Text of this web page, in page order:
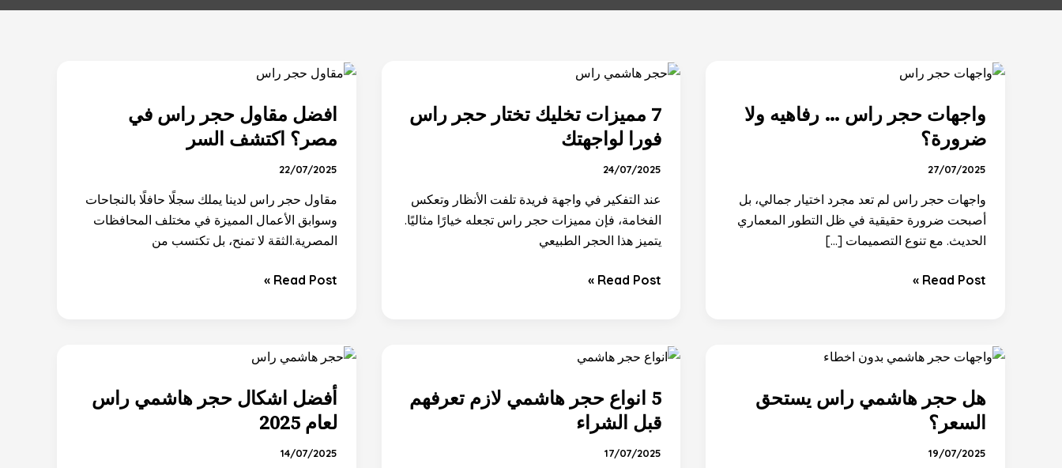
واجهات حجر راس … رفاهيه ولا
ضرورة؟
27/07/2025
واجهات حجر راس لم تعد مجرد اختيار جمالي، بل
أصبحت ضرورة حقيقية في ظل التطور المعماري
الحديث. مع تنوع التصميمات […]
واجهات
راس
رفاهيه
ولا
ضرورة؟
Read Post »
7 مميزات تخليك تختار حجر راس
فورا لواجهتك
24/07/2025
عند التفكير في واجهة فريدة تلفت الأنظار وتعكس
الفخامة، فإن مميزات حجر راس تجعله خيارًا مثاليًا.
يتميز هذا الحجر الطبيعي
7
تخليك
تختار
حجر
راس
فورا
لواجهتك
Read Post »
افضل مقاول حجر راس في
مصر؟ اكتشف السر
22/07/2025
مقاول حجر راس لدينا يملك سجلًا حافلًا بالنجاحات
وسوابق الأعمال المميزة في مختلف المحافظات
المصرية.الثقة لا تمنح، بل تكتسب من
افضل
حجر
مصر؟
اكتشف
السر
Read Post »
هل حجر هاشمي راس يستحق
السعر؟
19/07/2025
هل
هاشمي
راس
السعر؟
5 انواع حجر هاشمي لازم تعرفهم
قبل الشراء
17/07/2025
5
حجر
هاشمي
لازم
تعرفهم
أفضل اشكال حجر هاشمي راس
لعام 2025
14/07/2025
أفضل
حجر
هاشمي
لعام